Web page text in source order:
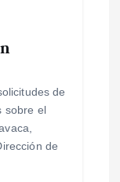
de
sobre el
de